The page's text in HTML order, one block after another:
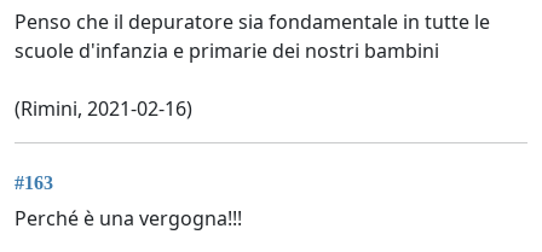
Penso che il depuratore sia fondamentale in tutte le
scuole d'infanzia e primarie dei nostri bambini
(Rimini, 2021-02-16)
#163
Perché è una vergogna!!!